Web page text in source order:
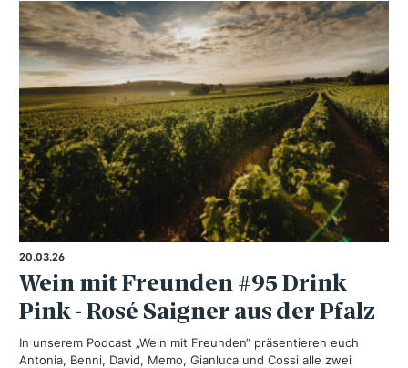
20.03.26
Wein mit Freunden #95 Drink
Pink - Rosé Saigner aus der Pfalz
In unserem Podcast „Wein mit Freunden“ präsentieren euch
Antonia, Benni, David, Memo, Gianluca und Cossi alle zwei